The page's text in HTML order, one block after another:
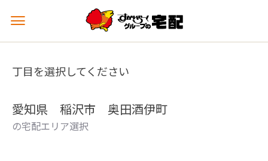
メ
ュ
を
丁目を選択してください
愛知県 稲沢市 奥田酒伊町
の宅配エリア選択